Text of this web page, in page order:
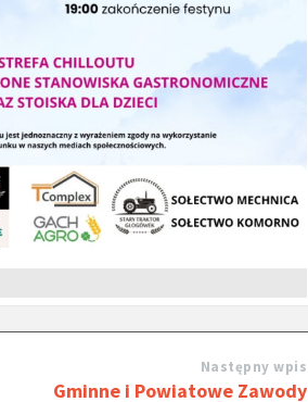
Następny wpis
Gminne i Powiatowe Zawody